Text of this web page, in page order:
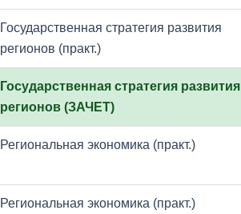
Государственная стратегия развития
регионов (практ.)
Государственная стратегия развития
регионов (ЗАЧЕТ)
Региональная экономика (практ.)
Региональная экономика (практ.)